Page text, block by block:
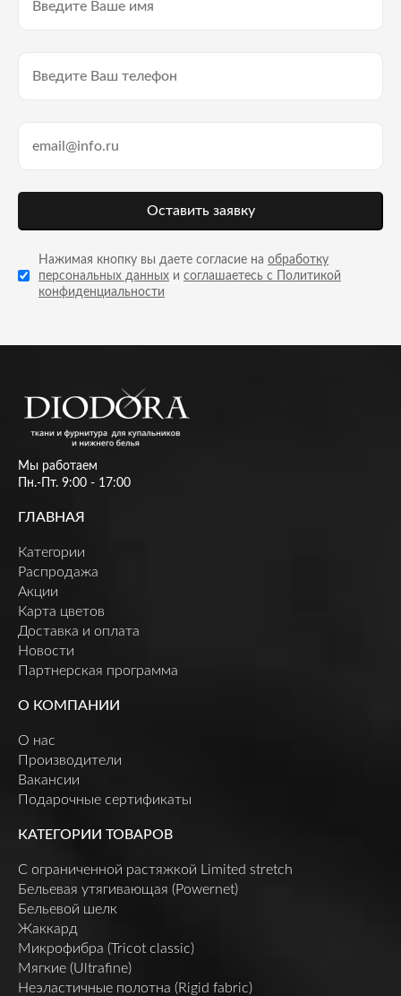
Оставить заявку
Нажимая кнопку вы даете согласие на обработку
персональных данных и соглашаетесь с Политикой
конфиденциальности
Мы работаем
Пн.-Пт. 9:00 - 17:00
ГЛАВНАЯ
Категории
Распродажа
Акции
Карта цветов
Доставка и оплата
Новости
Партнерская программа
О КОМПАНИИ
О нас
Производители
Вакансии
Подарочные сертификаты
КАТЕГОРИИ ТОВАРОВ
C ограниченной растяжкой Limited stretch
Бельевая утягивающая (Powernet)
Бельевой шелк
Жаккард
Микрофибра (Tricot classic)
Мягкие (Ultrafine)
Неэластичные полотна (Rigid fabric)